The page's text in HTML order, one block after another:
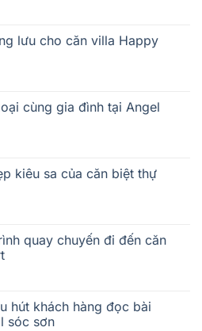
lưu cho căn villa Happy
cùng gia đình tại Angel
kiêu sa của căn biệt thự
quay chuyến đi đến căn
hút khách hàng đọc bài
sóc sơn